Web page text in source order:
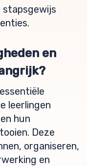
stapsgewijs
en
leerlingen
hun
Deze
organiseren,
en